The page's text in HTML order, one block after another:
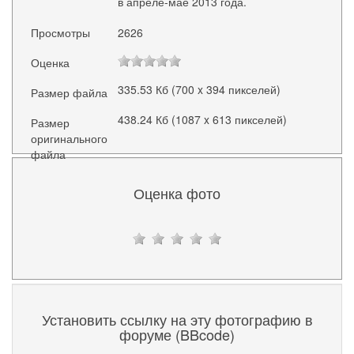
Просмотры
2626
Оценка
Размер файла
335.53 Кб (700 x 394 пикселей)
Размер
оригинального
файла
438.24 Кб (1087 x 613 пикселей)
Оценка фото
Установить ссылку на эту фотографию в
форуме (BBcode)